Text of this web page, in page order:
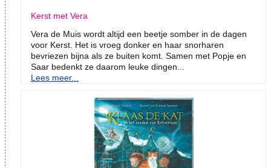
Kerst met Vera
Vera de Muis wordt altijd een beetje somber in de dagen
voor Kerst. Het is vroeg donker en haar snorharen
bevriezen bijna als ze buiten komt. Samen met Popje en
Saar bedenkt ze daarom leuke dingen...
Lees meer...